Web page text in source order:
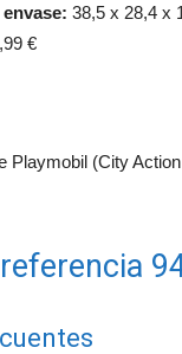
38,5 x 28,4 x
€
Playmobil (City